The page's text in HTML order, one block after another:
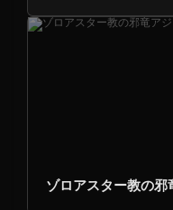
ゾロアスター教の邪